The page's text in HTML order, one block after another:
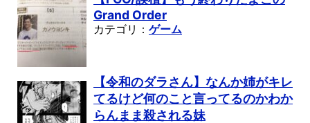
Grand Order
カテゴリ： ゲーム
【令和のダラさん】なんか姉がキレ
てるけど何のこと言ってるのかわか
らんまま殺される妹